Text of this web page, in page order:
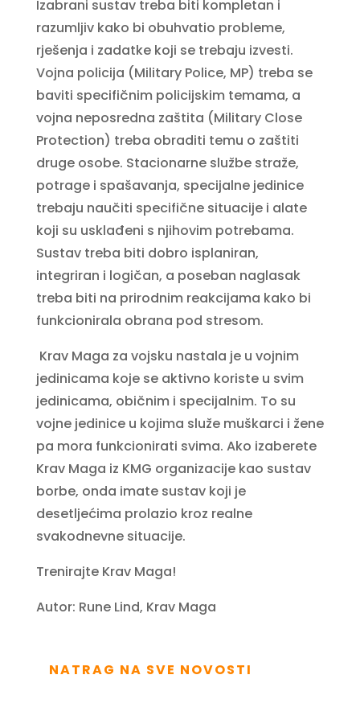
Izabrani sustav treba biti kompletan i
razumljiv kako bi obuhvatio probleme,
rješenja i zadatke koji se trebaju izvesti.
Vojna policija (Military Police, MP) treba se
baviti specifičnim policijskim temama, a
vojna neposredna zaštita (Military Close
Protection) treba obraditi temu o zaštiti
druge osobe. Stacionarne službe straže,
potrage i spašavanja, specijalne jedinice
trebaju naučiti specifične situacije i alate
koji su usklađeni s njihovim potrebama.
Sustav treba biti dobro isplaniran,
integriran i logičan, a poseban naglasak
treba biti na prirodnim reakcijama kako bi
funkcionirala obrana pod stresom.
Krav Maga za vojsku nastala je u vojnim
jedinicama koje se aktivno koriste u svim
jedinicama, običnim i specijalnim. To su
vojne jedinice u kojima služe muškarci i žene
pa mora funkcionirati svima. Ako izaberete
Krav Maga iz KMG organizacije kao sustav
borbe, onda imate sustav koji je
desetljećima prolazio kroz realne
svakodnevne situacije.
Trenirajte Krav Maga!
Autor: Rune Lind, Krav Maga
NATRAG NA SVE NOVOSTI